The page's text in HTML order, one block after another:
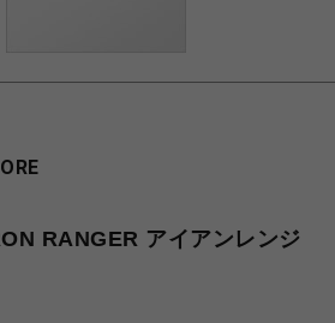
RANGER アイアンレンジ